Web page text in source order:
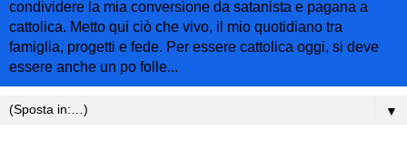
condividere la mia conversione da satanista e pagana a
cattolica. Metto qui ciò che vivo, il mio quotidiano tra
famiglia, progetti e fede. Per essere cattolica oggi, si deve
essere anche un po folle...
▼